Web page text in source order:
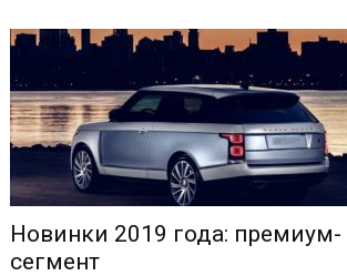
Новинки 2019 года: премиум-
сегмент